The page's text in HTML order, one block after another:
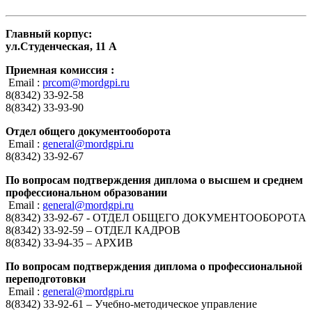
Главный корпус:
ул.Студенческая, 11 А
Приемная комиссия :
Email : prcom@mordgpi.ru
8(8342) 33-92-58
8(8342) 33-93-90
Отдел общего документооборота
Email : general@mordgpi.ru
8(8342) 33-92-67
По вопросам подтверждения диплома о высшем и среднем
профессиональном образовании
Email : general@mordgpi.ru
8(8342) 33-92-67 - ОТДЕЛ ОБЩЕГО ДОКУМЕНТООБОРОТА
8(8342) 33-92-59 – ОТДЕЛ КАДРОВ
8(8342) 33-94-35 – АРХИВ
По вопросам подтверждения диплома о профессиональной
переподготовки
Email : general@mordgpi.ru
8(8342) 33-92-61 – Учебно-методическое управление